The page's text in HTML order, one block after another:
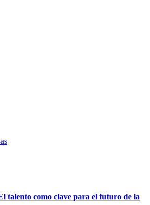
talento como clave para el futuro de la